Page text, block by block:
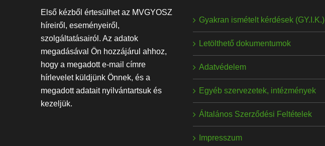
Első kézből értesülhet az MVGYOSZ
híreiről, eseményeiről,
szolgáltatásairól. Az adatok
megadásával Ön hozzájárul ahhoz,
hogy a megadott e-mail címre
hírlevelet küldjünk Önnek, és a
megadott adatait nyilvántartsuk és
kezeljük.
Gyakran ismételt kérdések (GY.I.K.)
Letölthető dokumentumok
Adatvédelem
Egyéb szervezetek, intézmények
Általános Szerződési Feltételek
Impresszum